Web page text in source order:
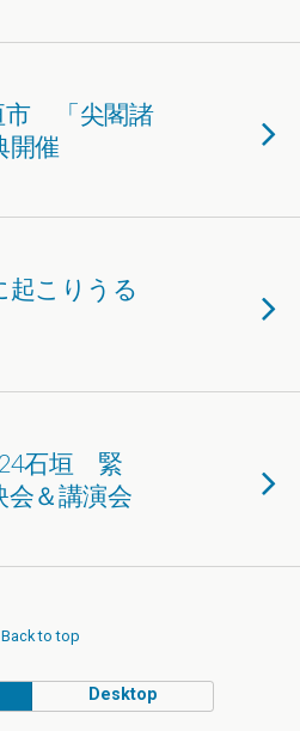
市 「尖閣諸
開催
起こりうる
石垣 緊
会＆講演会
Back to top
Desktop